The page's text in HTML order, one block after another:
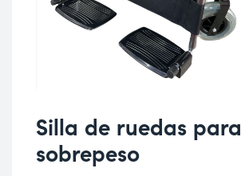
Silla de ruedas para
sobrepeso